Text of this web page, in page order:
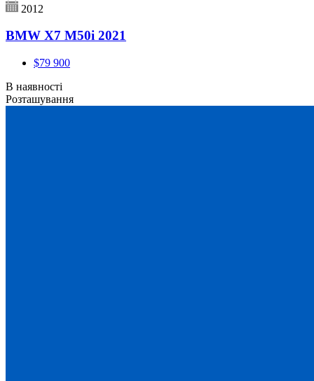
2012
BMW X7 M50i 2021
$79 900
В наявності
Розташування